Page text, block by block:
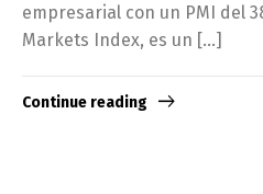
empresarial con un PMI del
Markets Index, es un […]
Continue reading